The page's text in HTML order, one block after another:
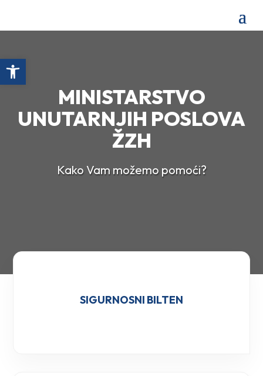
MINISTARSTVO
UNUTARNJIH POSLOVA
ŽZH
Kako Vam možemo pomoći?
SIGURNOSNI BILTEN
Open toolbar